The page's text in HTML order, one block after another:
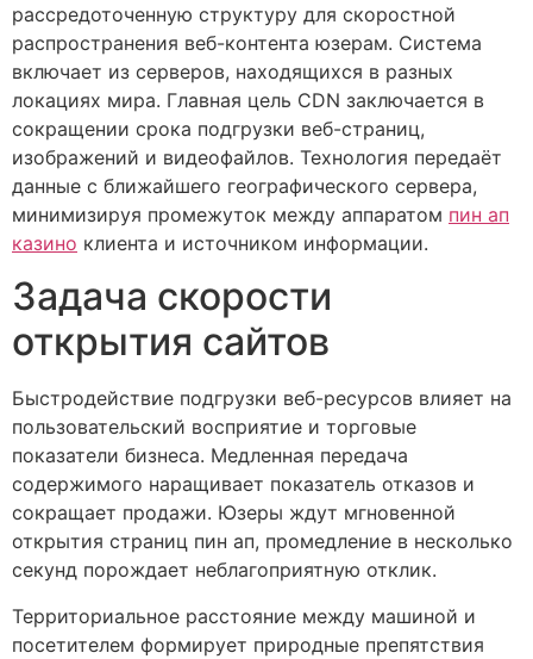
рассредоточенную структуру для скоростной
распространения веб-контента юзерам. Система
включает из серверов, находящихся в разных
локациях мира. Главная цель CDN заключается в
сокращении срока подгрузки веб-страниц,
изображений и видеофайлов. Технология передаёт
данные с ближайшего географического сервера,
минимизируя промежуток между аппаратом пин ап
казино клиента и источником информации.
Задача скорости
открытия сайтов
Быстродействие подгрузки веб-ресурсов влияет на
пользовательский восприятие и торговые
показатели бизнеса. Медленная передача
содержимого наращивает показатель отказов и
сокращает продажи. Юзеры ждут мгновенной
открытия страниц пин ап, промедление в несколько
секунд порождает неблагоприятную отклик.
Территориальное расстояние между машиной и
посетителем формирует природные препятствия